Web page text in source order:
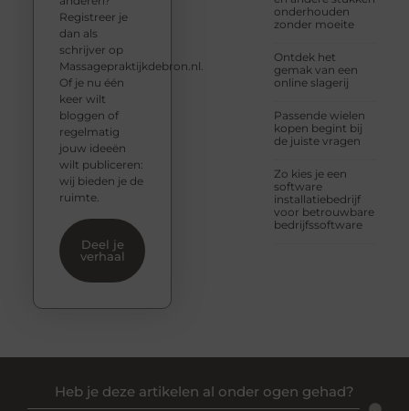
onderhouden
zonder moeite
Ontdek het
gemak van een
online slagerij
Passende wielen
kopen begint bij
de juiste vragen
Zo kies je een
software
installatiebedrijf
voor betrouwbare
bedrijfssoftware
Registreer je
dan als
schrijver op
Massagepraktijkdebron.nl.
Of je nu één
keer wilt
bloggen of
regelmatig
jouw ideeën
wilt publiceren:
wij bieden je de
ruimte.
Deel je
verhaal
Heb je deze artikelen al onder ogen gehad?